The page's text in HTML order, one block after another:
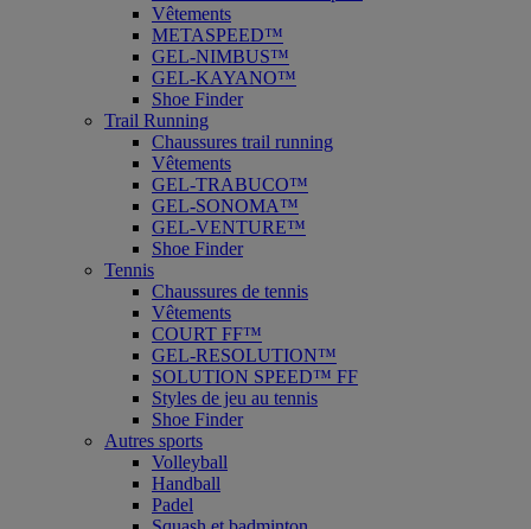
Vêtements
METASPEED™
GEL-NIMBUS™
GEL-KAYANO™
Shoe Finder
Trail Running
Chaussures trail running
Vêtements
GEL-TRABUCO™
GEL-SONOMA™
GEL-VENTURE™
Shoe Finder
Tennis
Chaussures de tennis
Vêtements
COURT FF™
GEL-RESOLUTION™
SOLUTION SPEED™ FF
Styles de jeu au tennis
Shoe Finder
Autres sports
Volleyball
Handball
Padel